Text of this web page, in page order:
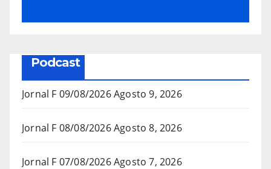
Podcast
Jornal F 09/08/2026Agosto 9, 2026
Jornal F 08/08/2026Agosto 8, 2026
Jornal F 07/08/2026Agosto 7, 2026